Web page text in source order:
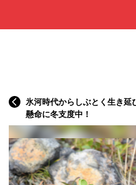
氷河時代からしぶとく生き延
懸命に冬支度中！